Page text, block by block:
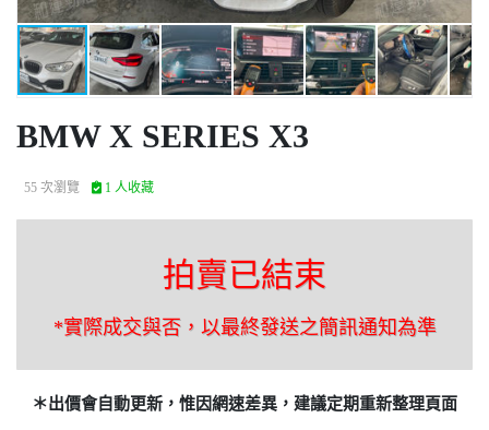
BMW X SERIES X3
55 次瀏覽 1 人收藏
拍賣已結束
*實際成交與否，以最終發送之簡訊通知為準
＊出價會自動更新，惟因網速差異，建議定期重新整理頁面